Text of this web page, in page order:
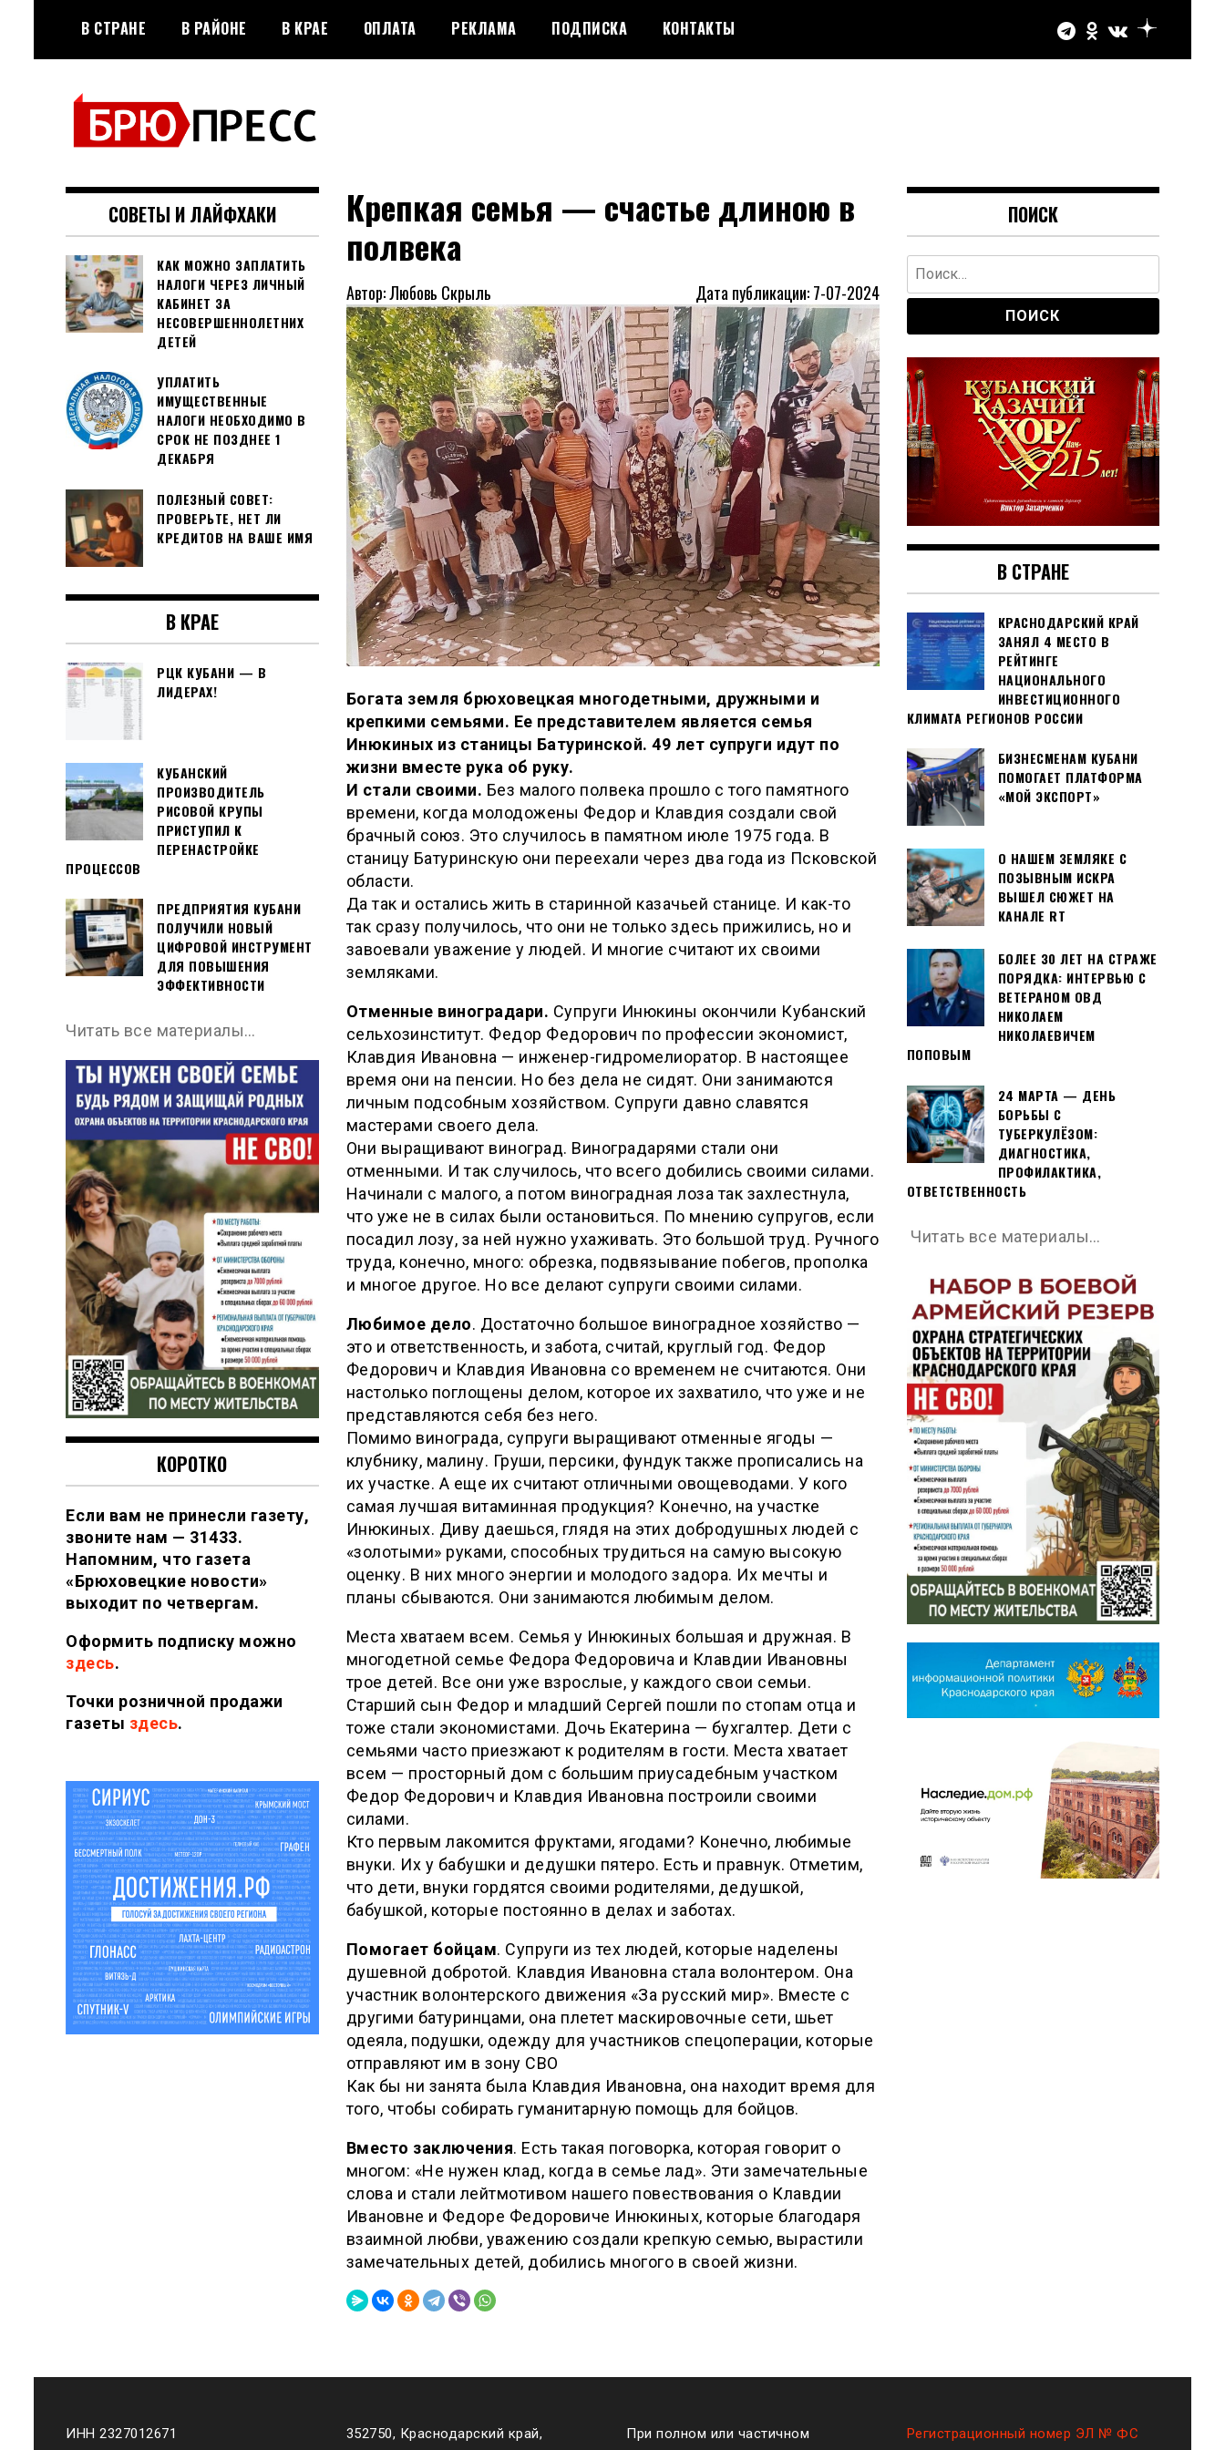
содержимому
В СТРАНЕ В РАЙОНЕ В КРАЕ ОПЛАТА РЕКЛАМА ПОДПИСКА КОНТАКТЫ
БРЮПРЕСС
Официальный сайт газеты
"Брюховецкие новости"
Крепкая семья — счастье длиною в
полвека
Автор: Любовь Скрыль Дата публикации: 7-07-2024
Богата земля брюховецкая многодетными, дружными и
крепкими семьями. Ее представителем является семья
Инюкиных из станицы Батуринской. 49 лет супруги идут по
жизни вместе рука об руку.
И стали своими. Без малого полвека прошло с того памятного
времени, когда молодожены Федор и Клавдия создали свой
брачный союз. Это случилось в памятном июле 1975 года. В
станицу Батуринскую они переехали через два года из Псковской
области.
Да так и остались жить в старинной казачьей станице. И как-то
так сразу получилось, что они не только здесь прижились, но и
завоевали уважение у людей. И многие считают их своими
земляками.
Отменные виноградари. Супруги Инюкины окончили Кубанский
сельхозинститут. Федор Федорович по профессии экономист,
Клавдия Ивановна — инженер-гидромелиоратор. В настоящее
время они на пенсии. Но без дела не сидят. Они занимаются
личным подсобным хозяйством. Супруги давно славятся
мастерами своего дела.
Они выращивают виноград. Виноградарями стали они
отменными. И так случилось, что всего добились своими силами.
Начинали с малого, а потом виноградная лоза так захлестнула,
что уже не в силах были остановиться. По мнению супругов, если
посадил лозу, за ней нужно ухаживать. Это большой труд. Ручного
труда, конечно, много: обрезка, подвязывание побегов, прополка
и многое другое. Но все делают супруги своими силами.
Любимое дело. Достаточно большое виноградное хозяйство —
это и ответственность, и забота, считай, круглый год. Федор
Федорович и Клавдия Ивановна со временем не считаются. Они
настолько поглощены делом, которое их захватило, что уже и не
представляются себя без него.
Помимо винограда, супруги выращивают отменные ягоды —
клубнику, малину. Груши, персики, фундук также прописались на
их участке. А еще их считают отличными овощеводами. У кого
самая лучшая витаминная продукция? Конечно, на участке
Инюкиных. Диву даешься, глядя на этих добродушных людей с
«золотыми» руками, способных трудиться на самую высокую
оценку. В них много энергии и молодого задора. Их мечты и
планы сбываются. Они занимаются любимым делом.
Места хватаем всем. Семья у Инюкиных большая и дружная. В
многодетной семье Федора Федоровича и Клавдии Ивановны
трое детей. Все они уже взрослые, у каждого свои семьи.
Старший сын Федор и младший Сергей пошли по стопам отца и
тоже стали экономистами. Дочь Екатерина — бухгалтер. Дети с
семьями часто приезжают к родителям в гости. Места хватает
всем — просторный дом с большим приусадебным участком
Федор Федорович и Клавдия Ивановна построили своими
силами.
Кто первым лакомится фруктами, ягодами? Конечно, любимые
внуки. Их у бабушки и дедушки пятеро. Есть и правнук. Отметим,
что дети, внуки гордятся своими родителями, дедушкой,
бабушкой, которые постоянно в делах и заботах.
Помогает бойцам. Супруги из тех людей, которые наделены
душевной добротой. Клавдия Ивановна стала волонтером. Она
участник волонтерского движения «За русский мир». Вместе с
другими батуринцами, она плетет маскировочные сети, шьет
одеяла, подушки, одежду для участников спецоперации, которые
отправляют им в зону СВО
Как бы ни занята была Клавдия Ивановна, она находит время для
того, чтобы собирать гуманитарную помощь для бойцов.
Вместо заключения. Есть такая поговорка, которая говорит о
многом: «Не нужен клад, когда в семье лад». Эти замечательные
слова и стали лейтмотивом нашего повествования о Клавдии
Ивановне и Федоре Федоровиче Инюкиных, которые благодаря
взаимной любви, уважению создали крепкую семью, вырастили
замечательных детей, добились многого в своей жизни.
СОВЕТЫ И ЛАЙФХАКИ
КАК МОЖНО ЗАПЛАТИТЬ
НАЛОГИ ЧЕРЕЗ ЛИЧНЫЙ
КАБИНЕТ ЗА
НЕСОВЕРШЕННОЛЕТНИХ
ДЕТЕЙ
УПЛАТИТЬ
ИМУЩЕСТВЕННЫЕ
НАЛОГИ НЕОБХОДИМО В
СРОК НЕ ПОЗДНЕЕ 1
ДЕКАБРЯ
ПОЛЕЗНЫЙ СОВЕТ:
ПРОВЕРЬТЕ, НЕТ ЛИ
КРЕДИТОВ НА ВАШЕ ИМЯ
В КРАЕ
РЦК КУБАНИ — В
ЛИДЕРАХ!
КУБАНСКИЙ
ПРОИЗВОДИТЕЛЬ
РИСОВОЙ КРУПЫ
ПРИСТУПИЛ К
ПЕРЕНАСТРОЙКЕ
ПРОЦЕССОВ
ПРЕДПРИЯТИЯ КУБАНИ
ПОЛУЧИЛИ НОВЫЙ
ЦИФРОВОЙ ИНСТРУМЕНТ
ДЛЯ ПОВЫШЕНИЯ
ЭФФЕКТИВНОСТИ
Читать все материалы…
КОРОТКО
Если вам не принесли газету,
звоните нам — 31433.
Напомним, что газета
«Брюховецкие новости»
выходит по четвергам.
Оформить подписку можно
здесь.
Точки розничной продажи
газеты здесь.
ПОИСК
Найти:
В СТРАНЕ
КРАСНОДАРСКИЙ КРАЙ
ЗАНЯЛ 4 МЕСТО В
РЕЙТИНГЕ
НАЦИОНАЛЬНОГО
ИНВЕСТИЦИОННОГО
КЛИМАТА РЕГИОНОВ РОССИИ
БИЗНЕСМЕНАМ КУБАНИ
ПОМОГАЕТ ПЛАТФОРМА
«МОЙ ЭКСПОРТ»
О НАШЕМ ЗЕМЛЯКЕ С
ПОЗЫВНЫМ ИСКРА
ВЫШЕЛ СЮЖЕТ НА
КАНАЛЕ RT
БОЛЕЕ 30 ЛЕТ НА СТРАЖЕ
ПОРЯДКА: ИНТЕРВЬЮ С
ВЕТЕРАНОМ ОВД
НИКОЛАЕМ
НИКОЛАЕВИЧЕМ
ПОПОВЫМ
24 МАРТА — ДЕНЬ
БОРЬБЫ С
ТУБЕРКУЛЁЗОМ:
ДИАГНОСТИКА,
ПРОФИЛАКТИКА,
ОТВЕТСТВЕННОСТЬ
Читать все материалы…
ИНН 2327012671
352750, Краснодарский край,
При полном или частичном
Регистрационный номер ЭЛ № ФС